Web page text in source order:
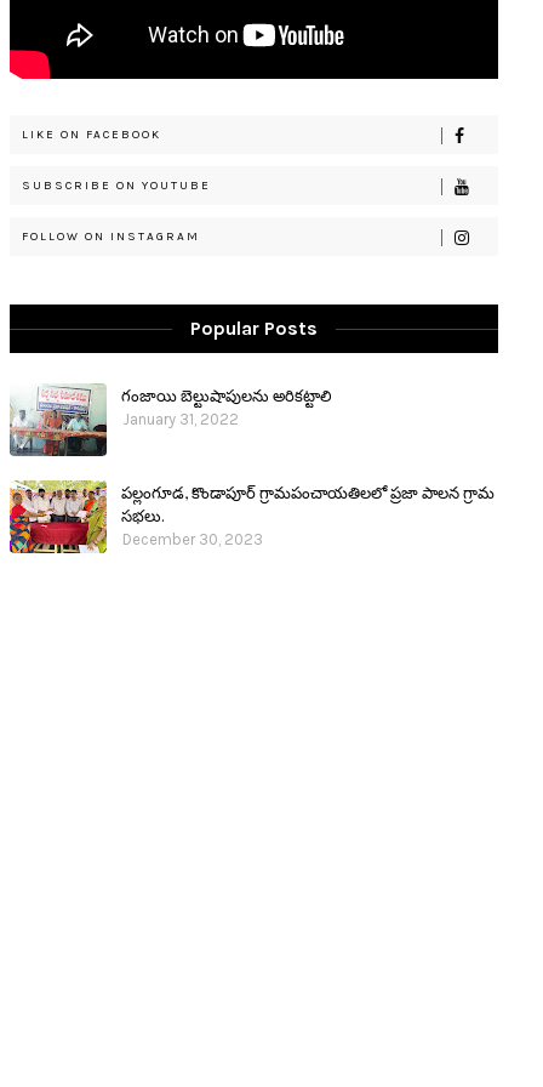
LIKE ON FACEBOOK
SUBSCRIBE ON YOUTUBE
FOLLOW ON INSTAGRAM
Popular Posts
గంజాయి బెల్టుషాపులను అరికట్టాలి
January 31, 2022
పల్లంగూడ, కొండాపూర్ గ్రామపంచాయతిలలో ప్రజా పాలన గ్రామ
సభలు.
December 30, 2023